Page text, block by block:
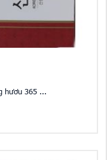
hươu 365 ...